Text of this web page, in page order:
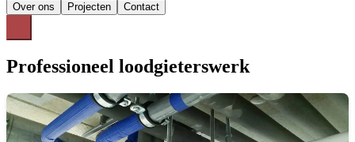
Over ons
Projecten Contact
Professioneel loodgieterswerk